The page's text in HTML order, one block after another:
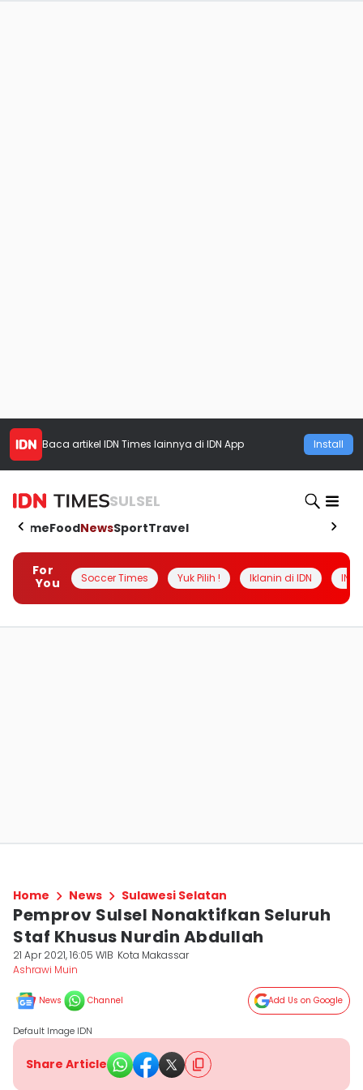
Baca artikel IDN Times lainnya di IDN App Install
SULSEL
HomeFoodNewsSportTravel
For
You
Soccer Times Yuk Pilih ! Iklanin di IDN
Home News Sulawesi Selatan
Pemprov Sulsel Nonaktifkan Seluruh
Staf Khusus Nurdin Abdullah
21 Apr 2021, 16:05 WIB Kota Makassar
Ashrawi Muin
News Channel Add Us on Google
Default Image IDN
Share Article